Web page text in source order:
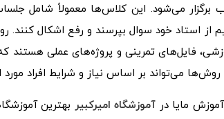
می‌شود. این کلاس‌ها معمولاً شامل
استاد خود سوال بپرسند و رفع اشکال کنند.
فایل‌های تمرینی و پروژه‌های عملی هستند که
می‌تواند بر اساس نیاز و شرایط افراد مورد
مایا در آموزشگاه امیرکبیر بهترین